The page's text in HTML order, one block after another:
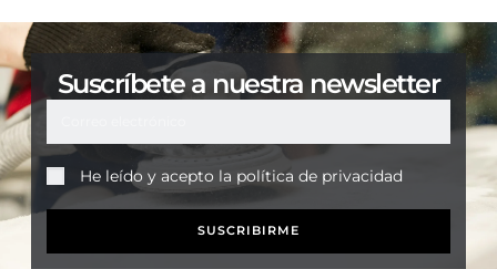
Suscríbete a nuestra newsletter
He leído y acepto la política de privacidad
SUSCRIBIRME